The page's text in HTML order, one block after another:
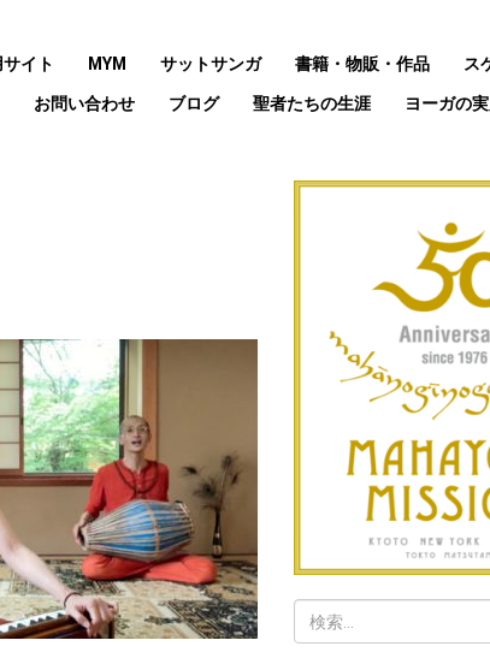
イト MYM サットサンガ 書籍・物販・作品 ス
お問い合わせ ブログ 聖者たちの生涯 ヨーガの